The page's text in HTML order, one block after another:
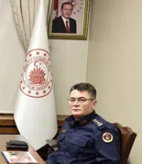
Bolu
Burdur
Bursa
Çanakkale
Çankırı